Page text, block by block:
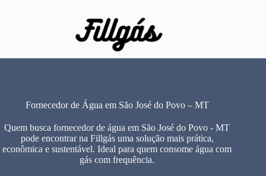
Fornecedor de Água em São José do Povo – MT
Quem busca fornecedor de água em São José do Povo - MT
pode encontrar na Fillgás uma solução mais prática,
econômica e sustentável. Ideal para quem consome água com
gás com frequência.